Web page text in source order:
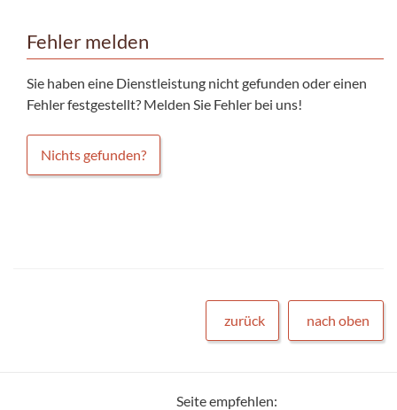
Fehler melden
Sie haben eine Dienstleistung nicht gefunden oder einen
Fehler festgestellt? Melden Sie Fehler bei uns!
Nichts gefunden?
zurück nach oben
Seite empfehlen: